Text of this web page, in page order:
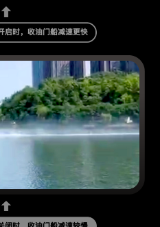
启时，收油门船减速更快